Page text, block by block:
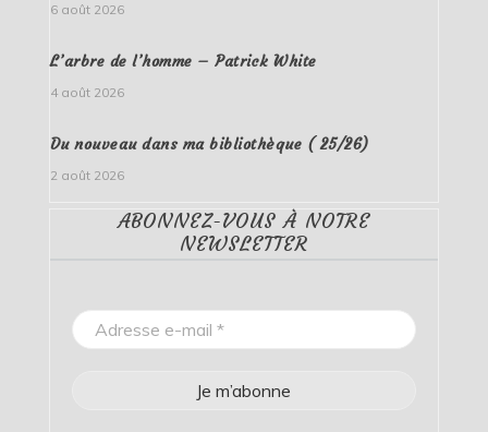
6 août 2026
L’arbre de l’homme – Patrick White
4 août 2026
Du nouveau dans ma bibliothèque ( 25/26)
2 août 2026
ABONNEZ-VOUS À NOTRE
NEWSLETTER